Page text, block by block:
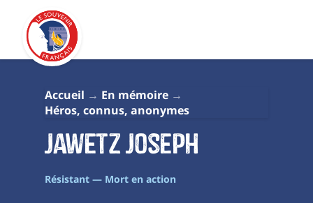
Accueil
En mémoire
Héros, connus, anonymes
Jawetz Joseph
Résistant — Mort en action